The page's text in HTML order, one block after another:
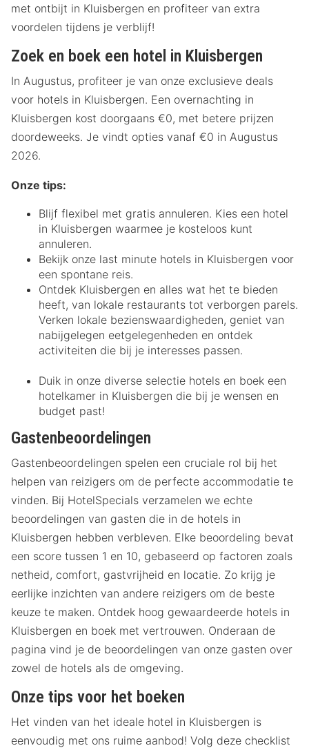
met ontbijt in Kluisbergen en profiteer van extra
voordelen tijdens je verblijf!
Zoek en boek een hotel in Kluisbergen
In Augustus, profiteer je van onze exclusieve deals
voor hotels in Kluisbergen. Een overnachting in
Kluisbergen kost doorgaans €0, met betere prijzen
doordeweeks. Je vindt opties vanaf €0 in Augustus
2026.
Onze tips:
Blijf flexibel met gratis annuleren. Kies een hotel
in Kluisbergen waarmee je kosteloos kunt
annuleren.
Bekijk onze last minute hotels in Kluisbergen voor
een spontane reis.
Ontdek Kluisbergen en alles wat het te bieden
heeft, van lokale restaurants tot verborgen parels.
Verken lokale bezienswaardigheden, geniet van
nabijgelegen eetgelegenheden en ontdek
activiteiten die bij je interesses passen.
Duik in onze diverse selectie hotels en boek een
hotelkamer in Kluisbergen die bij je wensen en
budget past!
Gastenbeoordelingen
Gastenbeoordelingen spelen een cruciale rol bij het
helpen van reizigers om de perfecte accommodatie te
vinden. Bij HotelSpecials verzamelen we echte
beoordelingen van gasten die in de hotels in
Kluisbergen hebben verbleven. Elke beoordeling bevat
een score tussen 1 en 10, gebaseerd op factoren zoals
netheid, comfort, gastvrijheid en locatie. Zo krijg je
eerlijke inzichten van andere reizigers om de beste
keuze te maken. Ontdek hoog gewaardeerde hotels in
Kluisbergen en boek met vertrouwen. Onderaan de
pagina vind je de beoordelingen van onze gasten over
zowel de hotels als de omgeving.
Onze tips voor het boeken
Het vinden van het ideale hotel in Kluisbergen is
eenvoudig met ons ruime aanbod! Volg deze checklist